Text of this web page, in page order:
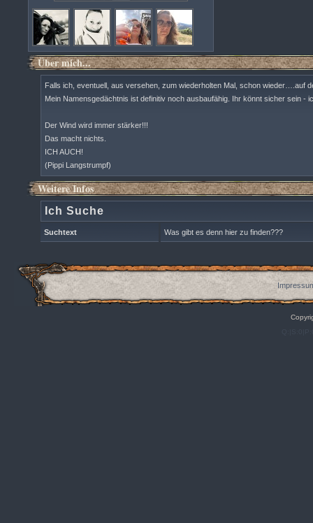
Über mich...
Falls ich, eventuell, aus versehen, zum wiederholten Mal, schon wieder….auf
Mein Namensgedächtnis ist definitiv noch ausbaufähig. Ihr könnt sicher sein -
Der Wind wird immer stärker!!!
Das macht nichts.
ICH AUCH!
(Pippi Langstrumpf)
Weitere Infos
Ich Suche
Suchtext Was gibt es denn hier zu finden???